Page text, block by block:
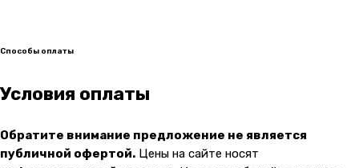
Способы оплаты
Условия оплаты
Обратите внимание предложение не является
публичной офертой. Цены на сайте носят
Карла Маркса 25, 1 этаж
Показать на карте
malikpochinit@mail.ru